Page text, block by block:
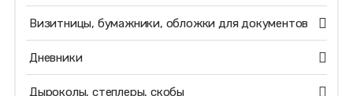
Визитницы, бумажники, обложки для документов
Дневники
Дыроколы, степлеры, скобы